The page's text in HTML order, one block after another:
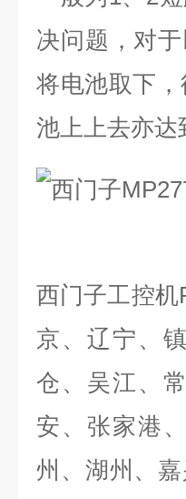
决问题，对
将电池取下
池上上去亦达
西门子工控机
京、辽宁、
仓、吴江、
安、张家港
州、湖州、